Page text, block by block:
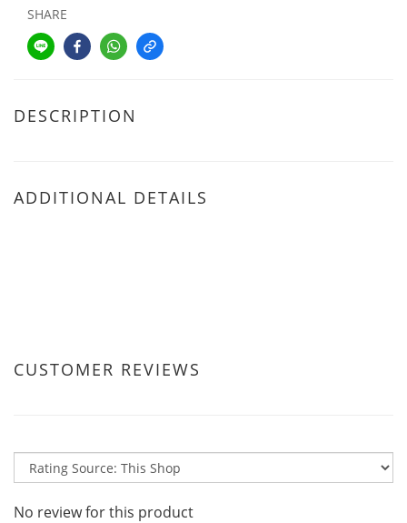
SHARE
DESCRIPTION
ADDITIONAL DETAILS
CUSTOMER REVIEWS
No review for this product